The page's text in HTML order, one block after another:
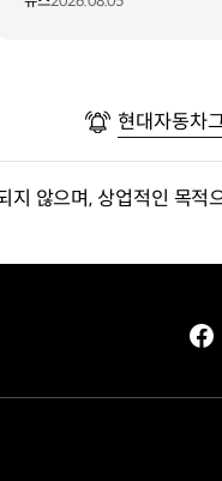
현대자동차
않으며, 상업적인 목적